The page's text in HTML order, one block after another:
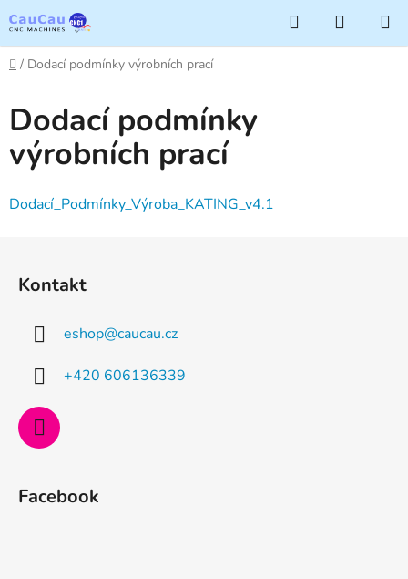
na
obsah
Hledat
KOŠÍK
Domů
/ Dodací podmínky výrobních prací
Dodací podmínky
výrobních prací
Dodací_Podmínky_Výroba_KATING_v4.1
Kontakt
eshop@caucau.cz
+420 606136339
Facebook